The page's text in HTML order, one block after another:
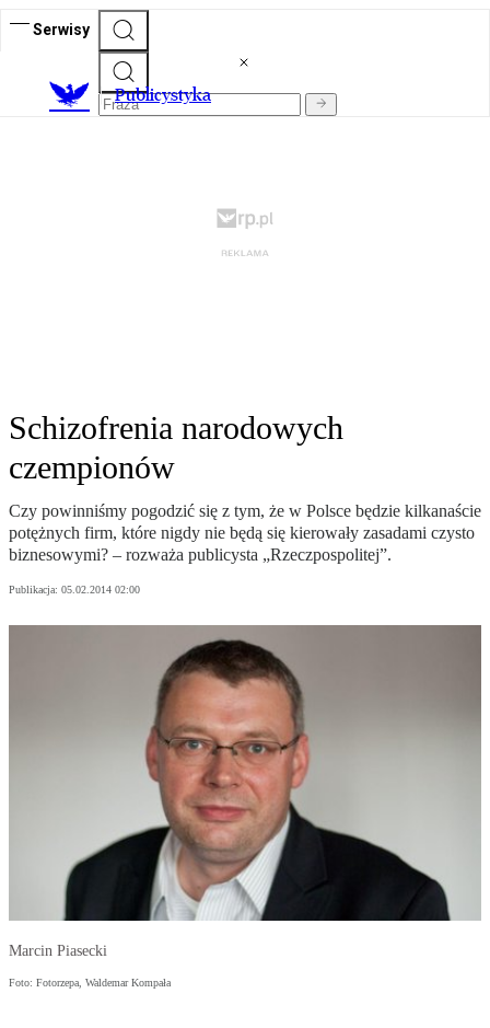
Serwisy
Publicystyka
Schizofrenia narodowych
czempionów
Czy powinniśmy pogodzić się z tym, że w Polsce będzie kilkanaście
potężnych firm, które nigdy nie będą się kierowały zasadami czysto
biznesowymi? – rozważa publicysta „Rzeczpospolitej”.
Publikacja: 05.02.2014 02:00
Marcin Piasecki
Foto: Fotorzepa, Waldemar Kompała